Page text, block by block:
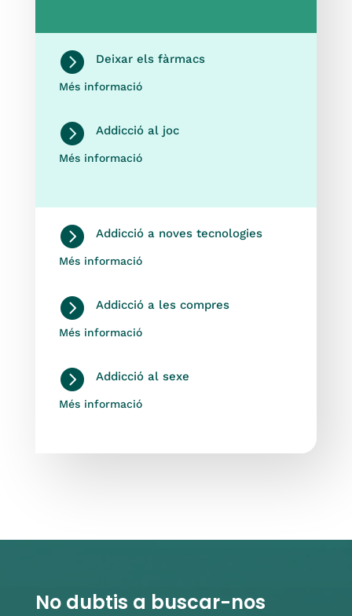
 Deixar els fàrmacs
Més informació
 Addicció al joc
Més informació
 Addicció a noves tecnologies
Més informació
 Addicció a les compres
Més informació
 Addicció al sexe
Més informació
No dubtis a buscar-nos